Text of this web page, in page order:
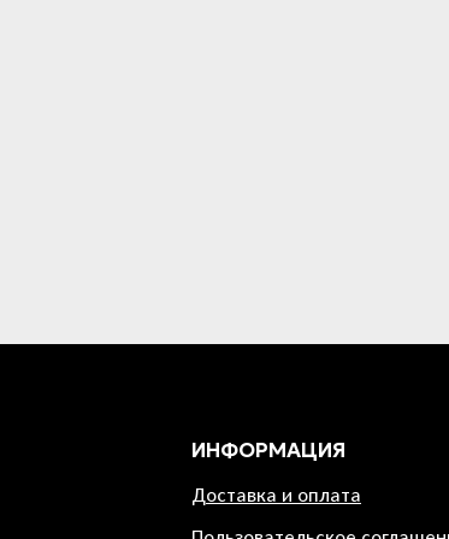
ИНФОРМАЦИЯ
Доставка и оплата